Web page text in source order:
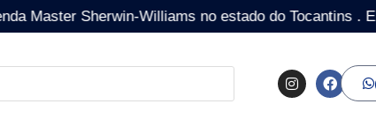
Master Sherwin-Williams no estado do Tocantins